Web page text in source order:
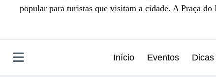
popular para turistas que visitam a cidade. A Praça
Início Eventos Dicas